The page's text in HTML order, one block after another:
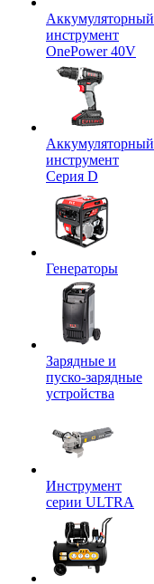
Аккумуляторный
инструмент
OnePower 40V
Аккумуляторный
инструмент
Серия D
Генераторы
Зарядные и
пуско-зарядные
устройства
Инструмент
серии ULTRA